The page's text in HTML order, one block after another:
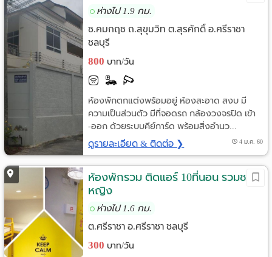
ห่างไป 1.9 กม.
ซ.คมกฤช ถ.สุขุมวิท ต.สุรศักดิ์ อ.ศรีราชา
ชลบุรี
800 บาท/วัน
ห้องพักตกแต่งพร้อมอยู่ ห้องสะอาด สงบ มี
ความเป็นส่วนตัว มีที่จอดรถ กล้องวงจรปิด เข้า
-ออก ด้วยระบบคีย์การ์ด พร้อมสิ่งอำนว...
ดูรายละเอียด & ติดต่อ ❯ 4 ม.ค. 60
ห้องพักรวม ติดแอร์ 10ที่นอน รวมชาย/
หญิง
ห่างไป 1.6 กม.
ต.ศรีราชา อ.ศรีราชา ชลบุรี
300 บาท/วัน